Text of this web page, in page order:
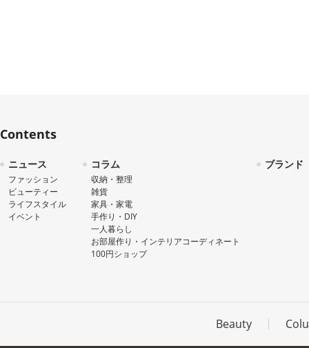
Contents
ニュース
ファッション
ビューティー
ライフスタイル
イベント
コラム
収納・整理
雑貨
家具・家電
手作り・DIY
一人暮らし
お部屋作り・インテリアコーディネート
100円ショップ
ブランド
Beauty